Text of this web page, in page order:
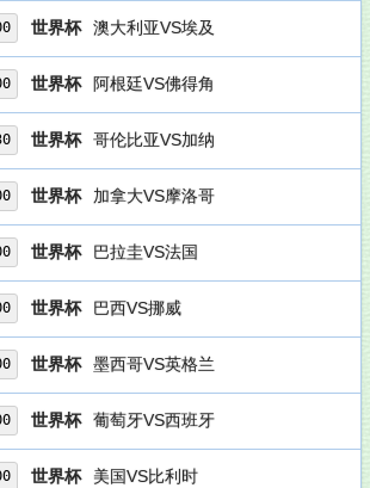
世界杯 澳大利亚VS埃及
世界杯 阿根廷VS佛得角
世界杯 哥伦比亚VS加纳
世界杯 加拿大VS摩洛哥
世界杯 巴拉圭VS法国
世界杯 巴西VS挪威
世界杯 墨西哥VS英格兰
世界杯 葡萄牙VS西班牙
世界杯 美国VS比利时